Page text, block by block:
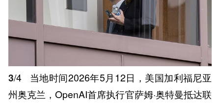
3/4
当地时间2026年5月12日，美国加利福尼亚
州奥克兰，OpenAI首席执行官萨姆·奥特曼抵达联